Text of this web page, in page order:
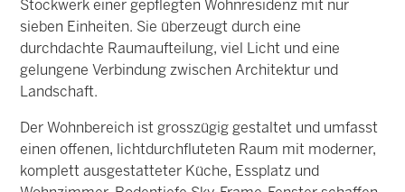
Stockwerk einer gepflegten Wohnresidenz mit nur
sieben Einheiten. Sie überzeugt durch eine
durchdachte Raumaufteilung, viel Licht und eine
gelungene Verbindung zwischen Architektur und
Landschaft.
Der Wohnbereich ist grosszügig gestaltet und umfasst
einen offenen, lichtdurchfluteten Raum mit moderner,
komplett ausgestatteter Küche, Essplatz und